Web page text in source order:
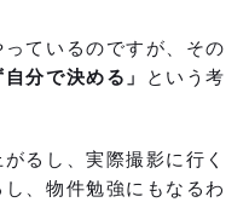
ているのですが、その
分で決める」 という考
るし、実際撮影に行く
、物件勉強にもなるわ